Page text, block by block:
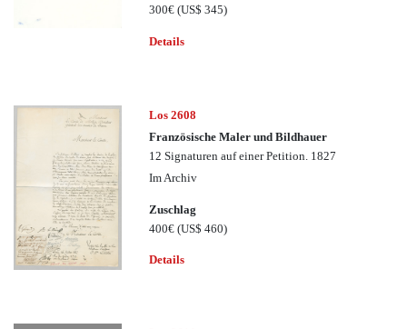
300€(US$ 345)
Details
Los 2608
Französische Maler und Bildhauer
12 Signaturen auf einer Petition. 1827
Im Archiv
Zuschlag
400€(US$ 460)
Details